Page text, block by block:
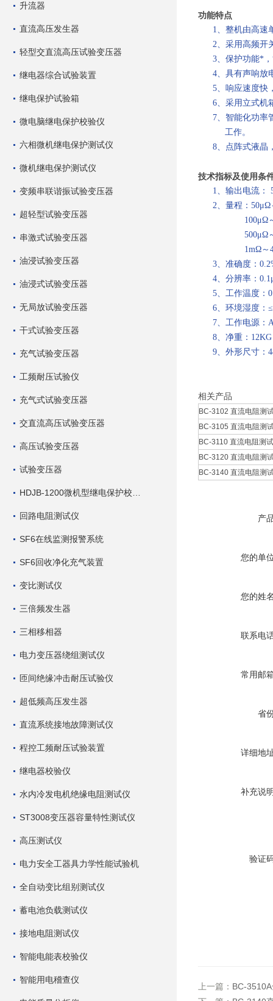
升流器
直流高压发生器
轻型交直流高压试验变压器
继电器综合试验装置
继电保护试验箱
微电脑继电保护校验仪
六相微机继电保护测试仪
微机继电保护测试仪
变频串联谐振试验变压器
超轻型试验变压器
串激式试验变压器
油浸试验变压器
油浸式试验变压器
无局放试验变压器
干式试验变压器
充气试验变压器
工频耐压试验仪
充气式试验变压器
交直流高压试验变压器
高压试验变压器
试验变压器
回路电阻测试仪
SF6在线监测报警系统
SF6回收净化充气装置
变比测试仪
三倍频发生器
三相移相器
电力变压器绕组测试仪
匝间绝缘冲击耐压试验仪
超低频高压发生器
直流系统接地故障测试仪
程控工频耐压试验装置
继电器校验仪
水内冷发电机绝缘电阻测试仪
ST3008变压器容量特性测试仪
高压测试仪
电力安全工器具力学性能试验机
全自动变比组别测试仪
蓄电池负载测试仪
接地电阻测试仪
智能电能表校验仪
智能用电稽查仪
功能特点
1、整机由高速
2、采用高频开关
3、保护功能*，
4、具有声响放
5、响应速度快，
6、采用立式机
7、智能化功率管
工作。
8、点阵式液晶
技术指标及使用条
1、输出电流：
2、量程：50μΩ
100μΩ～1Ω
500μΩ～2Ω
1mΩ～4Ω
3、准确度：
4、分辨率：
5、工作温度：
6、环境湿度：
7、工作电源：
8、净重：12KG
9、外形尺寸：
相关产品
BC-3102 直流电阻测
BC-3105 直流电阻测
BC-3110 直流电阻测
BC-3120 直流电阻测
BC-3140 直流电阻测
产
您的单
您的姓
联系电
常用邮
省
详细地
补充说
验证
上一篇： BC-